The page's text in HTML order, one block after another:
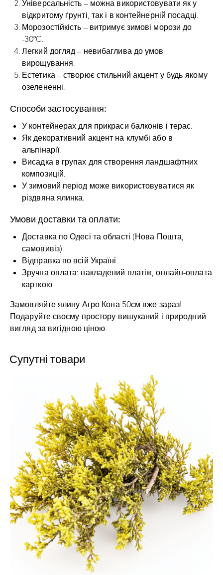
Універсальність – можна використовувати як у
відкритому ґрунті, так і в контейнерній посадці.
Морозостійкість – витримує зимові морози до
-30°C.
Легкий догляд – невибаглива до умов
вирощування.
Естетика – створює стильний акцент у будь-якому
озелененні.
Способи застосування:
У контейнерах для прикраси балконів і терас.
Як декоративний акцент на клумбі або в
альпінарії.
Висадка в групах для створення ландшафтних
композицій.
У зимовий період може використовуватися як
різдвяна ялинка.
Умови доставки та оплати:
Доставка по Одесі та області (Нова Пошта,
самовивіз).
Відправка по всій Україні.
Зручна оплата: накладений платіж, онлайн-оплата
карткою.
Замовляйте ялину Агро Кона 50см вже зараз!
Подаруйте своєму простору вишуканий і природний
вигляд за вигідною ціною.
Супутні товари